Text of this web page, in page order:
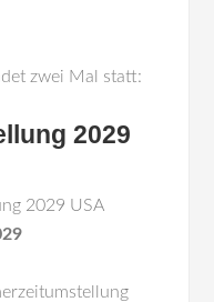
zwei Mal statt:
2029